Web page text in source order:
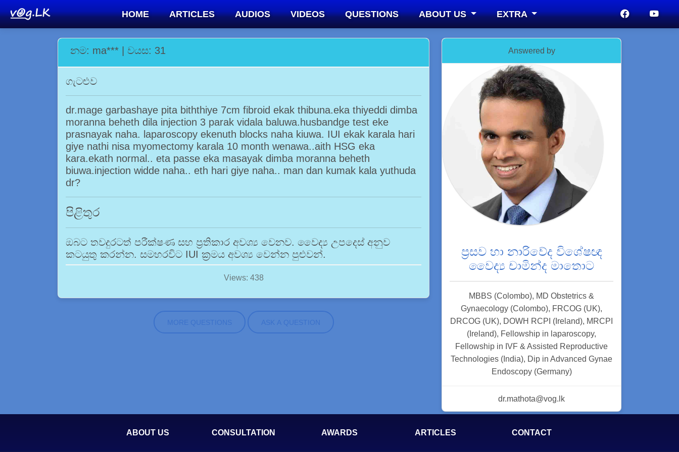
HOME ARTICLES AUDIOS VIDEOS QUESTIONS ABOUT US EXTRA
නම: ma*** | වයස: 31
ගැටළුව
dr.mage garbashaye pita biththiye 7cm fibroid ekak thibuna.eka thiyeddi dimba
moranna beheth dila injection 3 parak vidala baluwa.husbandge test eke
prasnayak naha. laparoscopy ekenuth blocks naha kiuwa. IUI ekak karala hari
giye nathi nisa myomectomy karala 10 month wenawa..aith HSG eka
kara.ekath normal.. eta passe eka masayak dimba moranna beheth
biuwa.injection widde naha.. eth hari giye naha.. man dan kumak kala yuthuda
dr?
පිළිතුර
ඔබට තවදුරටත් පරීක්ෂණ සහ ප්‍රතිකාර අවශ්‍ය වෙනව. වෛද්‍ය උපදෙස් අනුව
කටයුතු කරන්න. සමහරවිට IUI ක්‍රමය අවශ්‍ය වෙන්න පුළුවන්.
Views: 438
MORE QUESTIONS ASK A QUESTION
Answered by
ප්‍රසව හා නාරිවේද විශේෂඥ
වෛද්‍ය චාමින්ද මාතොට
MBBS (Colombo), MD Obstetrics &
Gynaecology (Colombo), FRCOG (UK),
DRCOG (UK), DOWH RCPI (Ireland), MRCPI
(Ireland), Fellowship in laparoscopy,
Fellowship in IVF & Assisted Reproductive
Technologies (India), Dip in Advanced Gynae
Endoscopy (Germany)
dr.mathota@vog.lk
ABOUT US CONSULTATION AWARDS ARTICLES CONTACT